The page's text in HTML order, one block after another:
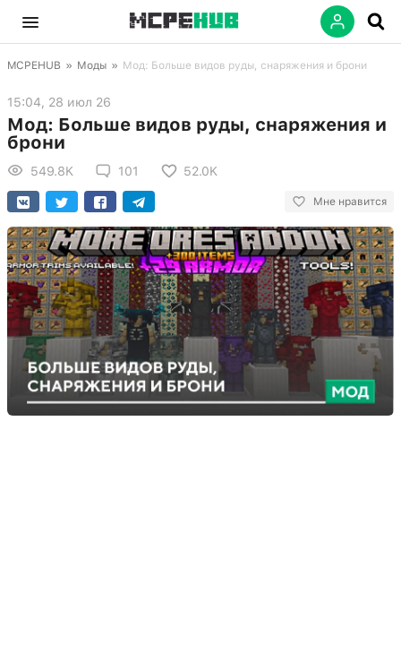
MCPEHUB » Моды » Мод: Больше видов руды, снаряжения и брони
15:04, 28 июл 26
Мод: Больше видов руды, снаряжения и
брони
549.8K 101 52.0K
Мне нравится